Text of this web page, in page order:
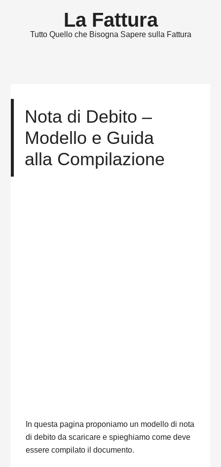
La Fattura
Tutto Quello che Bisogna Sapere sulla Fattura
Nota di Debito –
Modello e Guida
alla Compilazione
In questa pagina proponiamo un modello di nota
di debito da scaricare e spieghiamo come deve
essere compilato il documento.